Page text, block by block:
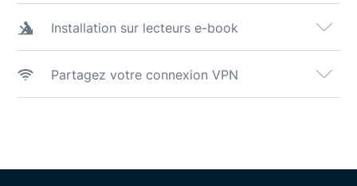
Installation sur lecteurs e-book
Partagez votre connexion VPN